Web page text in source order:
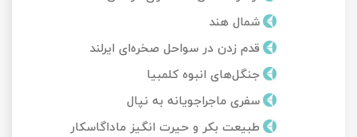
شمال هند
قدم زدن در سواحل صخره‌ای ایرلند
جنگل‌های انبوه کلمبیا
سفری ماجراجویانه به نپال
طبیعت بکر و حیرت انگیز ماداگاسکار
تور کویر مرنجاب
تور کویر کاراکال
تور کیش از ساری
تور کیش از بندرعباس
تور سنگاپور اقساطی
تور قزاقستان اقساطی